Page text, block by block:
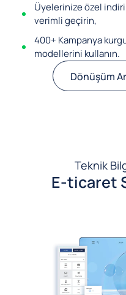
Üyelerinize özel
verimli geçirin,
400+ Kampanya
modellerini kullanın.
Dönüşüm
Teknik
E-ticaret